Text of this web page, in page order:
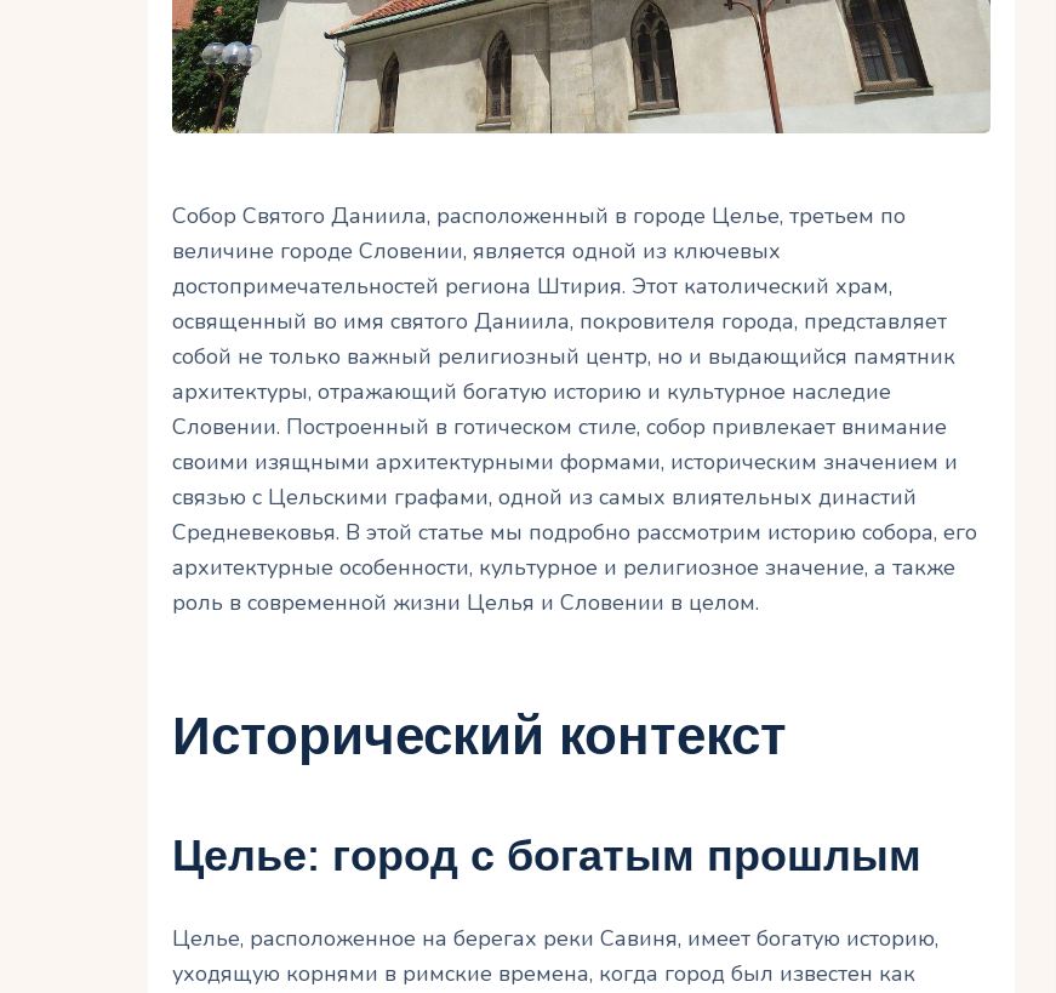
Собор Святого Даниила, расположенный в городе Целье, третьем по
величине городе Словении, является одной из ключевых
достопримечательностей региона Штирия. Этот католический храм,
освященный во имя святого Даниила, покровителя города, представляет
собой не только важный религиозный центр, но и выдающийся памятник
архитектуры, отражающий богатую историю и культурное наследие
Словении. Построенный в готическом стиле, собор привлекает внимание
своими изящными архитектурными формами, историческим значением и
связью с Цельскими графами, одной из самых влиятельных династий
Средневековья. В этой статье мы подробно рассмотрим историю собора, его
архитектурные особенности, культурное и религиозное значение, а также
роль в современной жизни Целья и Словении в целом.
Исторический контекст
Целье: город с богатым прошлым
Целье, расположенное на берегах реки Савиня, имеет богатую историю,
уходящую корнями в римские времена, когда город был известен как